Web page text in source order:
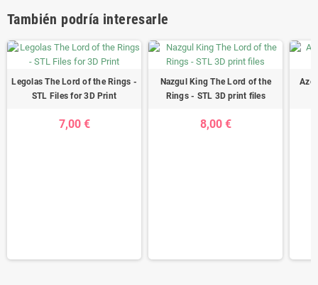
También podría interesarle
Legolas The Lord of the Rings -
STL Files for 3D Print
7,00 €
Nazgul King The Lord of the
Rings - STL 3D print files
8,00 €